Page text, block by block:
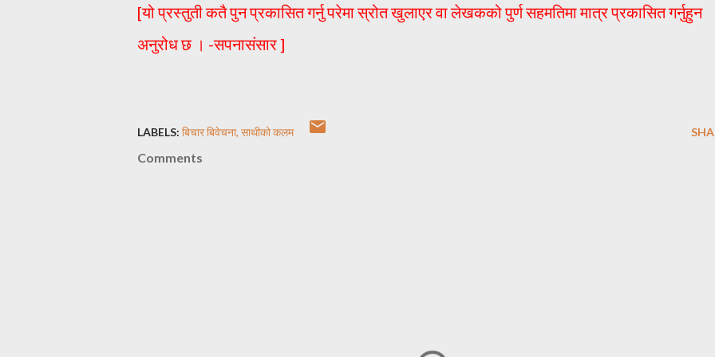
[यो प्रस्तुती कतै पुन प्रकासित गर्नु परेमा स्रोत खुलाएर वा लेखकको पुर्ण सहमतिमा मात्र प्रकासित गर्नुहुन
अनुरोध छ । -सपनासंसार ]
LABELS: बिचार बिवेचना साथीको कलम
Comments